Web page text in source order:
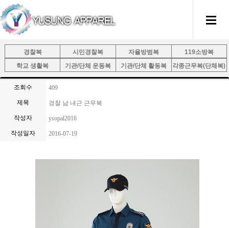
경찰복 시민경찰복 자율방범복
119소방복
학교 생활복
기관/단체 운동복 기관/단체 활동복 각종근무복(단체복)
조회수 409
제목 경찰 남 내근 근무복
작성자 ysopal2016
작성일자 2016-07-19